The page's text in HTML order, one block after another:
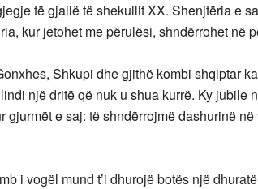
të gjallë të shekullit XX. Shenjtëria e
kur jetohet me përulësi, shndërrohet në
Shkupi dhe gjithë kombi shqiptar
një dritë që nuk u shua kurrë. Ky jubile
gjurmët e saj: të shndërrojmë dashurinë
i vogël mund t’i dhurojë botës një